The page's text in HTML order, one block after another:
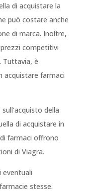
di acquistare la
può costare anche
di marca. Inoltre,
competitivi
Tuttavia, è
farmaci
della
di acquistare in
farmaci offrono
di Viagra.
eventuali
stesse.